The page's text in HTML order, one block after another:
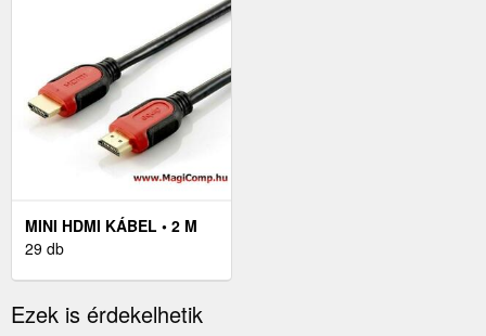
MINI HDMI KÁBEL • 2 M
29 db
Ezek is érdekelhetik